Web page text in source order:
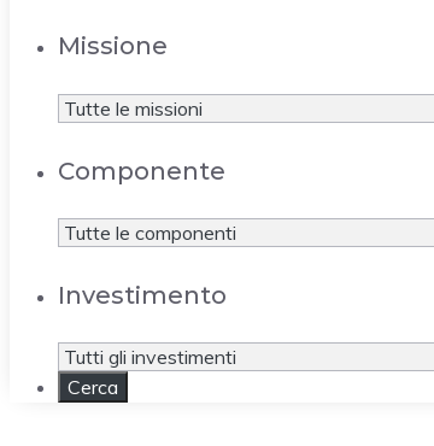
Missione
Componente
Investimento